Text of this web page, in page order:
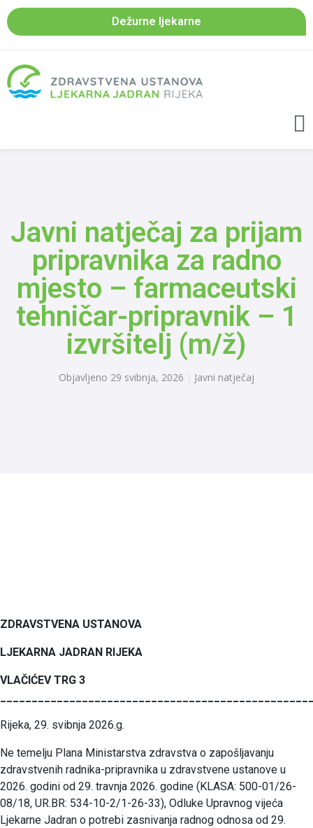
Dežurne ljekarne
Javni natječaj za prijam
pripravnika za radno
mjesto – farmaceutski
tehničar-pripravnik – 1
izvršitelj (m/ž)
Objavljeno 29 svibnja, 2026 Javni natječaj
ZDRAVSTVENA USTANOVA
LJEKARNA JADRAN RIJEKA
VLAČIĆEV TRG 3
Rijeka, 29. svibnja 2026.g.
Ne temelju Plana Ministarstva zdravstva o zapošljavanju
zdravstvenih radnika-pripravnika u zdravstvene ustanove u
2026. godini od 29. travnja 2026. godine (KLASA: 500-01/26-
08/18, UR.BR: 534-10-2/1-26-33), Odluke Upravnog vijeća
Ljekarne Jadran o potrebi zasnivanja radnog odnosa od 29.